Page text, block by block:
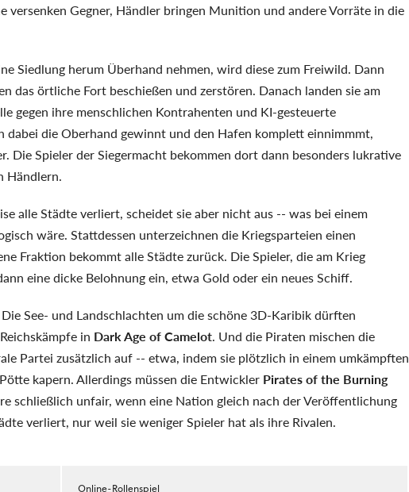
Gegner, Händler bringen Munition und andere Vorräte in die
Siedlung herum Überhand nehmen, wird diese zum Freiwild. Dann
das örtliche Fort beschießen und zerstören. Danach landen sie am
gegen ihre menschlichen Kontrahenten und KI-gesteuerte
dabei die Oberhand gewinnt und den Hafen komplett einnimmmt,
Die Spieler der Siegermacht bekommen dort dann besonders lukrative
Händlern.
alle Städte verliert, scheidet sie aber nicht aus -- was bei einem
wäre. Stattdessen unterzeichnen die Kriegsparteien einen
Fraktion bekommt alle Städte zurück. Die Spieler, die am Krieg
eine dicke Belohnung ein, etwa Gold oder ein neues Schiff.
See- und Landschlachten um die schöne 3D-Karibik dürften
in Dark Age of Camelot. Und die Piraten mischen die
Partei zusätzlich auf -- etwa, indem sie plötzlich in einem umkämpften
kapern. Allerdings müssen die Entwickler Pirates of the Burning
schließlich unfair, wenn eine Nation gleich nach der Veröffentlichung
verliert, nur weil sie weniger Spieler hat als ihre Rivalen.
Online-Rollenspiel